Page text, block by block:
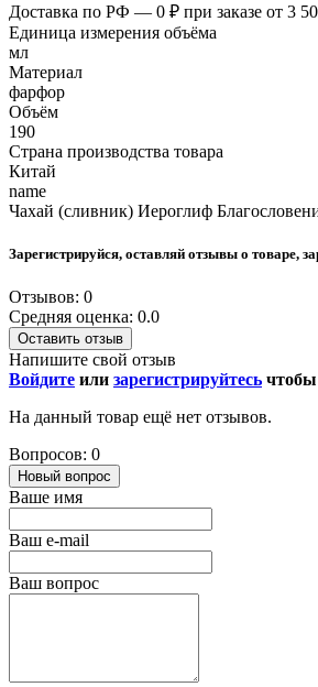
Доставка по РФ — 0 ₽ при заказе от 3
Единица измерения объёма
мл
Материал
фарфор
Объём
190
Страна производства товара
Китай
name
Чахай (сливник) Иероглиф
Зарегистрируйся, оставляй отзывы о товаре,
Отзывов: 0
Средняя оценка: 0.0
Оставить отзыв
Напишите свой отзыв
Войдите или зарегистрируйтесь чтобы
На данный товар ещё нет отзывов.
Вопросов: 0
Новый вопрос
Ваше имя
Ваш e-mail
Ваш вопрос